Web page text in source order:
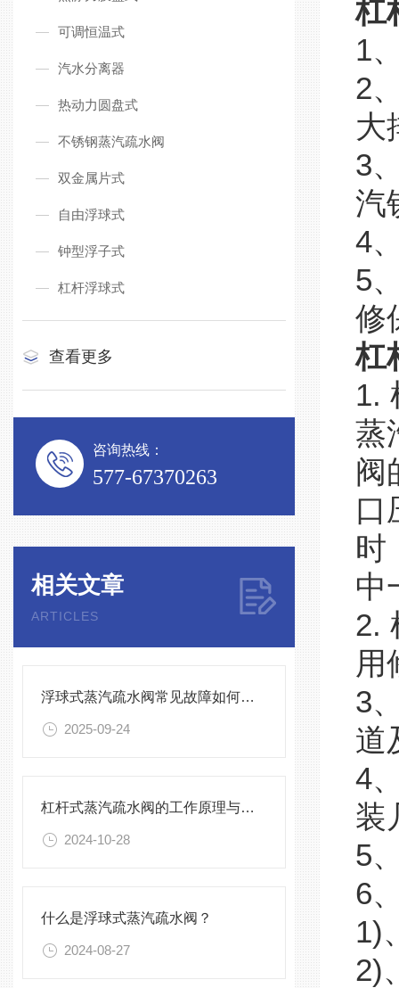
可调恒温式
汽水分离器
热动力圆盘式
不锈钢蒸汽疏水阀
双金属片式
自由浮球式
钟型浮子式
杠杆浮球式
查看更多
咨询热线：
577-67370263
相关文章
ARTICLES
浮球式蒸汽疏水阀常见故障如何预防？
2025-09-24
杠杆式蒸汽疏水阀的工作原理与安装要点
2024-10-28
什么是浮球式蒸汽疏水阀？
2024-08-27
杠
1
2
大
3
汽
4
5
修
杠
1.
蒸
阀
口
时
中
2.
用
3
道
4
装
5
6
1)
2)